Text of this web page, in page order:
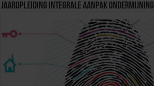
Jaaropleiding Integrale Aanpak Ondermijning